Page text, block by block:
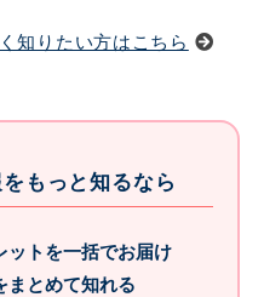
知りたい方はこちら
もっと知るなら
ットを一括でお届け
まとめて知れる